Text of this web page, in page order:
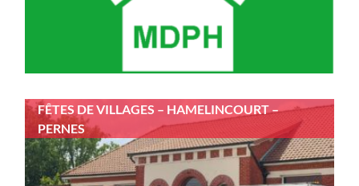
FÊTES DE VILLAGES – HAMELINCOURT –
PERNES